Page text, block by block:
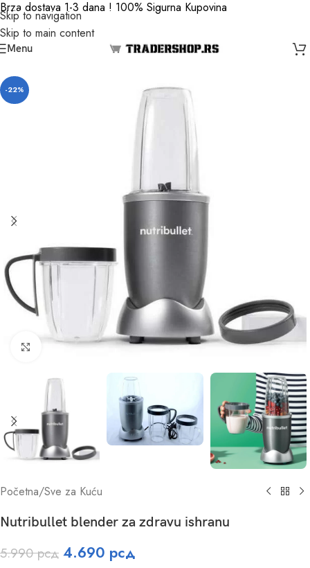
Skip to navigation
Skip to main content
Brza dostava 1-3 dana ! 100% Sigurna Kupovina
Menu
-22%
Click to enlarge
Početna/Sve za Kuću
Nutribullet blender za zdravu ishranu
5.990рсд 4.690 рсд